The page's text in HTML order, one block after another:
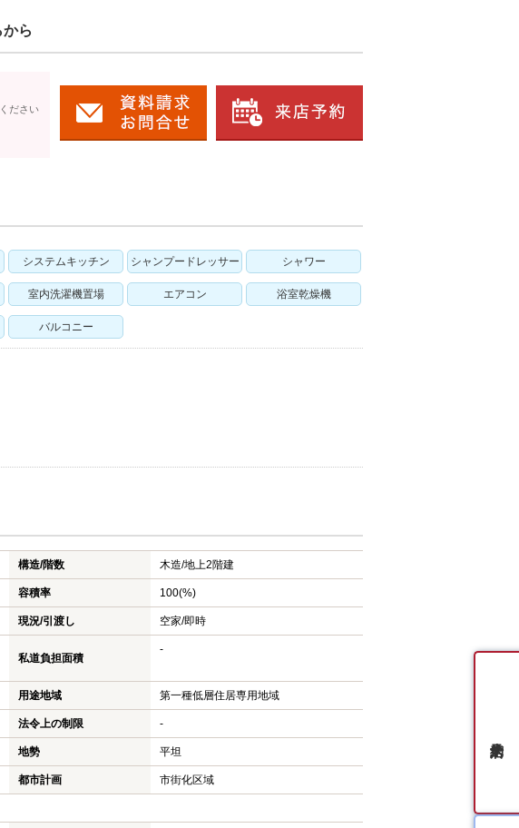
ら
ださい
システムキッチン シャンプードレッサー シャワー
室内洗濯機置場 エアコン 浴室乾燥機
バルコニー
構造/階数 木造/地上2階建
容積率 100(%)
現況/引渡し 空家/即時
私道負担面積
-
用途地域 第一種低層住居専用地域
法令上の制限 -
地勢 平坦
都市計画 市街化区域